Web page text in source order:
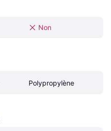
Non
Polypropylène